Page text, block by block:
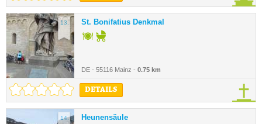
13. St. Bonifatius Denkmal
DE - 55116 Mainz - 0.75 km
DETAILS
14. Heunensäule